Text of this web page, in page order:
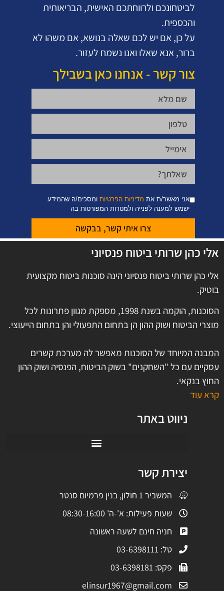
לביטחונכם ולרווחתכם האישית, הבריאותית
והכספית.
על כן, אם יש לכם שאלה בנושא, אם משהו לא
ברור, אנא שאלו ואנו נשמח לעזור.
צור קשר - אנחנו כאן בשבילך
אני מאשר/ת את מדיניות הפרטיות ומסכים/ה שהמידע
ישמש למענה לפנייה ולמטרות המפורטות בה
צרו איתי קשר, בבקשה
אלי כהן שרותי ביטוח פנסיוני
אלי כהן שרותי ביטוח פנסיוני הינה סוכנות ביטוח מקצועית
בוטיק.
הסוכנות, הוקמה בשנת 1998, מספקת מגוון פתרונות לכל
מוצרי הביטוח ושוק ההון הן בתחום התפעולי והן בתחום הייעוצי.
המבנה המיוחד של הסוכנות מאפשר לה מערכת קשרים
עסקיים עם כל "השחקנים" בשוק הביטוח, הפנסיה ושוק ההון
החוץ בנקאי.
קרא עוד
ניווט באתר
יצירת קשר
המשביר 1 חולון, בנין פרמיום סנטר
שעות פעילות: א'-ה' 08:30-16:00
חניה חינם לשעה ראשונה
טל: 03-6398111
פקס: 03-6398181
elinsur1967@gmail.com